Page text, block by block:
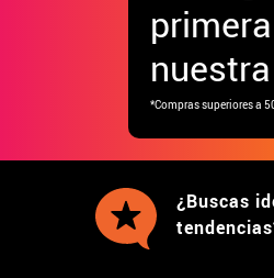
*Compras superiores a
¿Buscas